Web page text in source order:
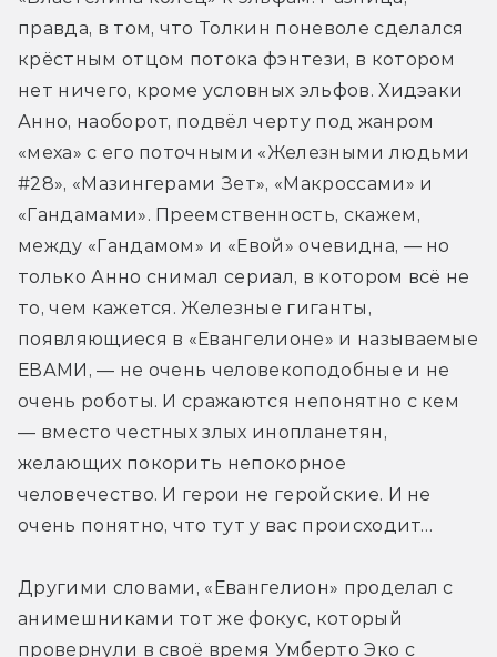
правда, в том, что Толкин поневоле сделался
крёстным отцом потока фэнтези, в котором
нет ничего, кроме условных эльфов. Хидэаки
Анно, наоборот, подвёл черту под жанром
«меха» с его поточными «Железными людьми
#28», «Мазингерами Зет», «Макроссами» и
«Гандамами». Преемственность, скажем,
между «Гандамом» и «Евой» очевидна, — но
только Анно снимал сериал, в котором всё не
то, чем кажется. Железные гиганты,
появляющиеся в «Евангелионе» и называемые
ЕВАМИ, — не очень человекоподобные и не
очень роботы. И сражаются непонятно с кем
— вместо честных злых инопланетян,
желающих покорить непокорное
человечество. И герои не геройские. И не
очень понятно, что тут у вас происходит…
Другими словами, «Евангелион» проделал с
анимешниками тот же фокус, который
провернули в своё время Умберто Эко с